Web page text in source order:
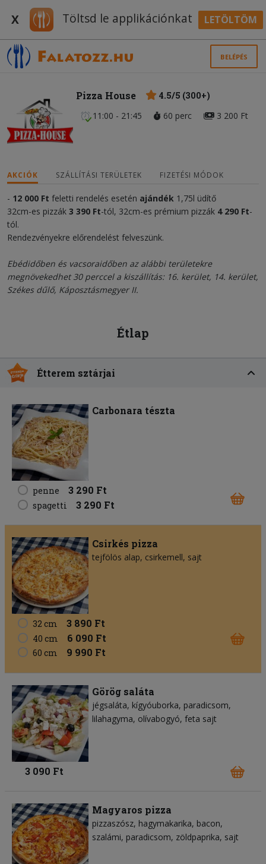
X Töltsd le applikációnkat LETÖLTÖM
BELÉPÉS
Pizza House
4.5/5 (300+)
11:00 - 21:45
60 perc 3 200 Ft
AKCIÓK SZÁLLÍTÁSI TERÜLETEK FIZETÉSI MÓDOK
- 12 000 Ft feletti rendelés esetén ajándék 1,75l üdítő
32cm-es pizzák 3 390 Ft-tól, 32cm-es prémium pizzák 4 290 Ft-
tól.
Rendezvényekre előrendelést felveszünk.
Ebédidőben és vacsoraidőben az alábbi területekre
megnövekedhet 30 perccel a kiszállítás: 16. kerület, 14. kerület,
Székes dűlő, Káposztásmegyer II.
Étlap
Étterem sztárjai
Carbonara tészta
penne 3 290 Ft
spagetti 3 290 Ft
Csirkés pizza
tejfölös alap csirkemell sajt
32 cm 3 890 Ft
40 cm 6 090 Ft
60 cm 9 990 Ft
Görög saláta
jégsaláta kígyóuborka paradicsom
lilahagyma olívabogyó feta sajt
3 090 Ft
Magyaros pizza
pizzaszósz hagymakarika bacon
szalámi paradicsom zöldpaprika sajt